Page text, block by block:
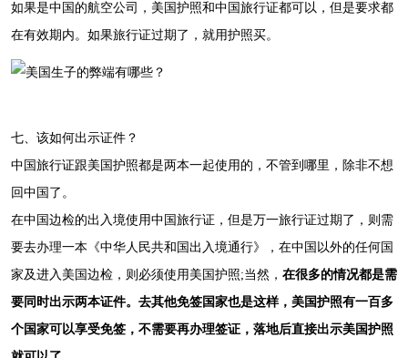
如果是中国的航空公司，美国护照和中国旅行证都可以，但是要求都
在有效期内。如果旅行证过期了，就用护照买。
七、该如何出示证件？
中国旅行证跟美国护照都是两本一起使用的，不管到哪里，除非不想
回中国了。
在中国边检的出入境使用中国旅行证，但是万一旅行证过期了，则需
要去办理一本《中华人民共和国出入境通行》，在中国以外的任何国
家及进入美国边检，则必须使用美国护照;当然， 在很多的情况都是需
要同时出示两本证件。去其他免签国家也是这样，美国护照有一百多
个国家可以享受免签，不需要再办理签证，落地后直接出示美国护照